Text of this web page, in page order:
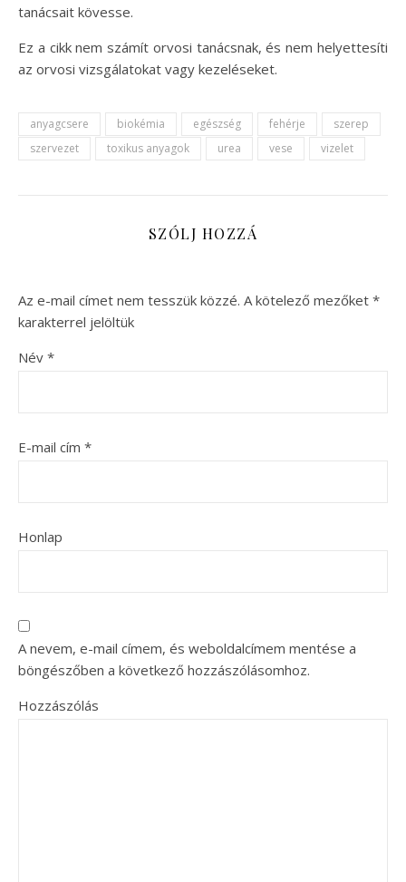
tanácsait kövesse.
Ez a cikk nem számít orvosi tanácsnak, és nem helyettesíti
az orvosi vizsgálatokat vagy kezeléseket.
anyagcsere biokémia egészség fehérje
szerep
szervezet
toxikus anyagok urea vese vizelet
SZÓLJ HOZZÁ
Az e-mail címet nem tesszük közzé. A kötelező mezőket *
karakterrel jelöltük
Név *
E-mail cím *
Honlap
A nevem, e-mail címem, és weboldalcímem mentése a
böngészőben a következő hozzászólásomhoz.
Hozzászólás